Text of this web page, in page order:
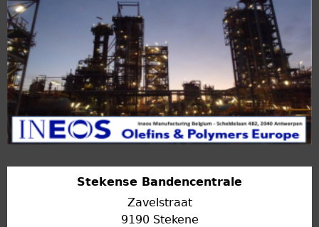
Stekense Bandencentrale
Zavelstraat
9190 Stekene